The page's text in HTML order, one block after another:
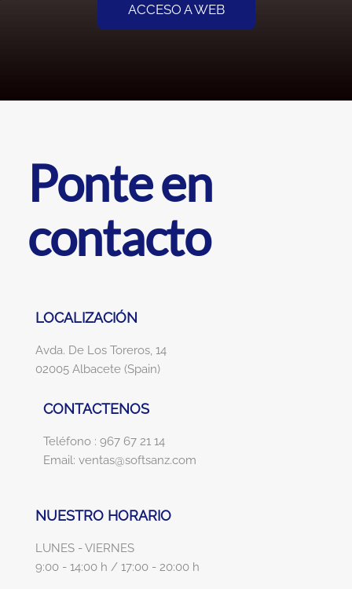
ACCESO A WEB
Ponte en
contacto
LOCALIZACIÓN
Avda. De Los Toreros, 14
02005 Albacete (Spain)
CONTACTENOS
Teléfono : 967 67 21 14
Email: ventas@softsanz.com
NUESTRO HORARIO
LUNES - VIERNES
9:00 - 14:00 h / 17:00 - 20:00 h